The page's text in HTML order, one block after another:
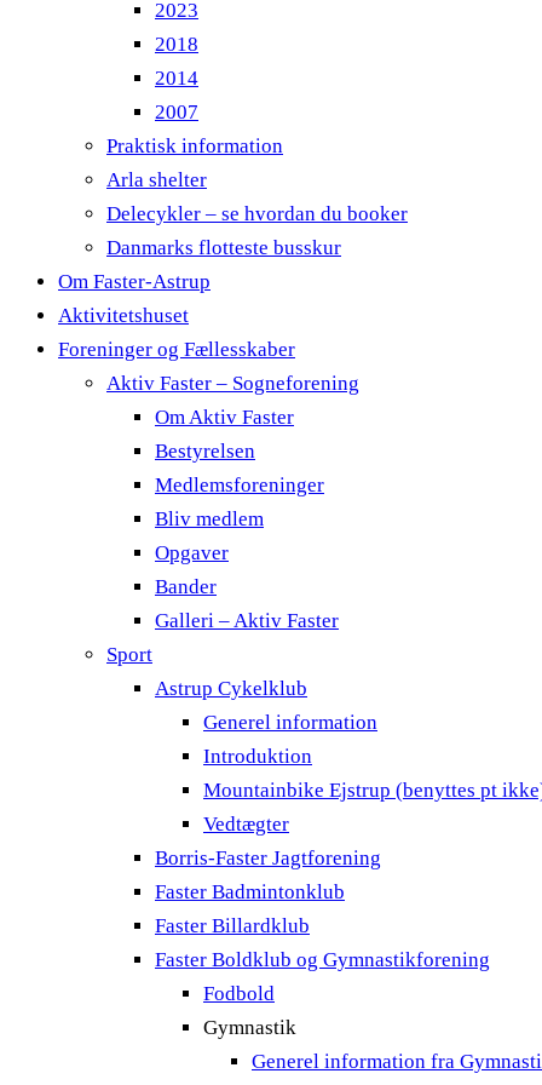
2023
2018
2014
2007
Praktisk information
Arla shelter
Delecykler – se hvordan du booker
Danmarks flotteste busskur
Om Faster-Astrup
Aktivitetshuset
Foreninger og Fællesskaber
Aktiv Faster – Sogneforening
Om Aktiv Faster
Bestyrelsen
Medlemsforeninger
Bliv medlem
Opgaver
Bander
Galleri – Aktiv Faster
Sport
Astrup Cykelklub
Generel information
Introduktion
Mountainbike Ejstrup (benyttes pt
Vedtægter
Borris-Faster Jagtforening
Faster Badmintonklub
Faster Billardklub
Faster Boldklub og Gymnastikforening
Fodbold
Gymnastik
Generel information fra